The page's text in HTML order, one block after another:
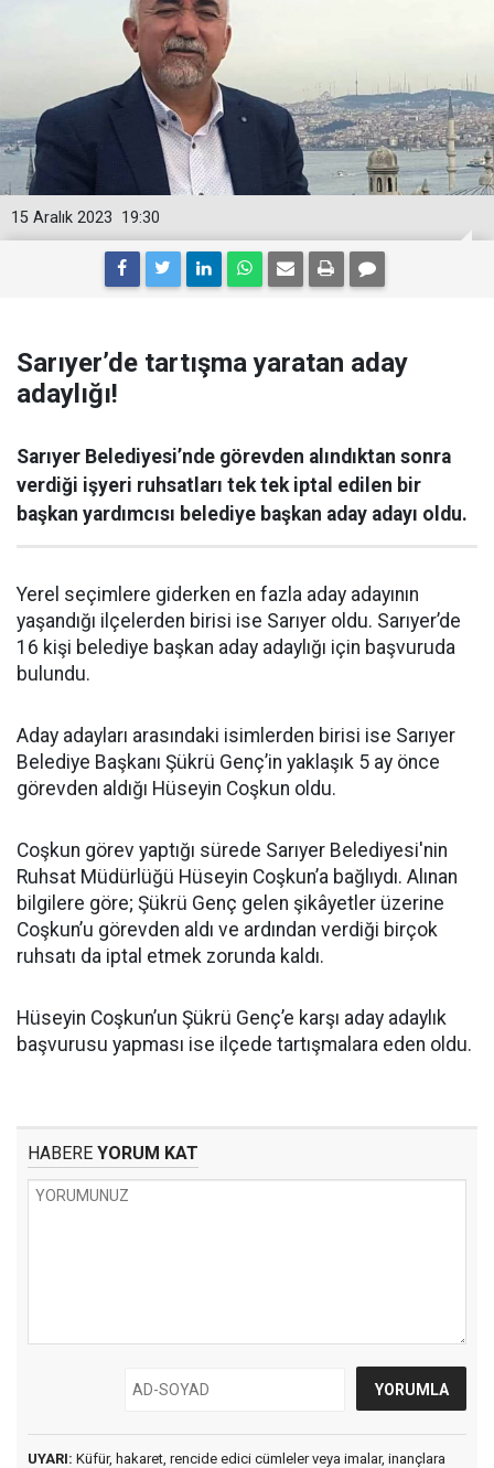
19:30
15 Aralık 2023
Sarıyer’de tartışma yaratan aday
adaylığı!
Sarıyer Belediyesi’nde görevden alındıktan sonra
verdiği işyeri ruhsatları tek tek iptal edilen bir
başkan yardımcısı belediye başkan aday adayı oldu.
Yerel seçimlere giderken en fazla aday adayının
yaşandığı ilçelerden birisi ise Sarıyer oldu. Sarıyer’de
16 kişi belediye başkan aday adaylığı için başvuruda
bulundu.
Aday adayları arasındaki isimlerden birisi ise Sarıyer
Belediye Başkanı Şükrü Genç’in yaklaşık 5 ay önce
görevden aldığı Hüseyin Coşkun oldu.
Coşkun görev yaptığı sürede Sarıyer Belediyesi'nin
Ruhsat Müdürlüğü Hüseyin Coşkun’a bağlıydı. Alınan
bilgilere göre; Şükrü Genç gelen şikâyetler üzerine
Coşkun’u görevden aldı ve ardından verdiği birçok
ruhsatı da iptal etmek zorunda kaldı.
Hüseyin Coşkun’un Şükrü Genç’e karşı aday adaylık
başvurusu yapması ise ilçede tartışmalara eden oldu.
HABERE YORUM KAT
UYARI: Küfür, hakaret, rencide edici cümleler veya imalar, inançlara